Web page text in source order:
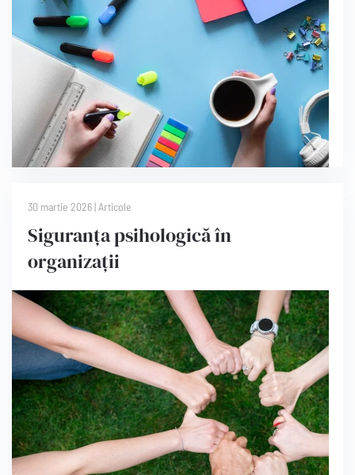
30 martie 2026|Articole
Siguranța psihologică în
organizații